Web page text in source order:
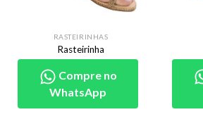
RASTEIRINHAS
Rasteirinha
Compre no
WhatsApp